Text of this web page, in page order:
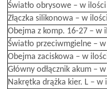
Światło obrysowe – w
Złączka silikonowa – w
Obejma z komp. 16-27 – w
Światło przeciwmgielne –
Obejma zaciskowa – w
Główny odłącznik akum –
Nakrętka drążka kier. L – w